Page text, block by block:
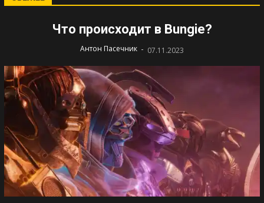
Что происходит в Bungie?
Антон Пасечник - 07.11.2023